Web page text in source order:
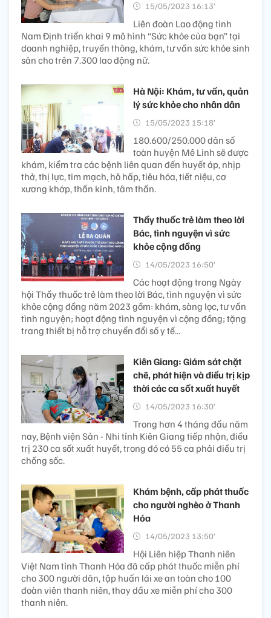
15/05/2023 16:13’
Liên đoàn Lao động tỉnh
Nam Định triển khai 9 mô hình “Sức khỏe của bạn” tại
doanh nghiệp, truyền thông, khám, tư vấn sức khỏe sinh
sản cho trên 7.300 lao động nữ.
Hà Nội: Khám, tư vấn, quản
lý sức khỏe cho nhân dân
15/05/2023 15:18’
180.600/250.000 dân số
toàn huyện Mê Linh sẽ được
khám, kiểm tra các bệnh liên quan đến huyết áp, nhịp
thở, thị lực, tim mạch, hô hấp, tiêu hóa, tiết niệu, cơ
xương khớp, thần kinh, tâm thần.
Thầy thuốc trẻ làm theo lời
Bác, tình nguyện vì sức
khỏe cộng đồng
14/05/2023 16:50’
Các hoạt động trong Ngày
hội Thầy thuốc trẻ làm theo lời Bác, tình nguyện vì sức
khỏe cộng đồng năm 2023 gồm: khám, sàng lọc, tư vấn
tình nguyện; hoạt động tình nguyện vì cộng đồng; tặng
trang thiết bị hỗ trợ chuyển đổi số y tế...
Kiên Giang: Giám sát chặt
chẽ, phát hiện và điều trị kịp
thời các ca sốt xuất huyết
14/05/2023 16:30’
Trong hơn 4 tháng đầu năm
nay, Bệnh viện Sản - Nhi tỉnh Kiên Giang tiếp nhận, điều
trị 230 ca sốt xuất huyết, trong đó có 55 ca phải điều trị
chống sốc.
Khám bệnh, cấp phát thuốc
cho người nghèo ở Thanh
Hóa
14/05/2023 13:50’
Hội Liên hiệp Thanh niên
Việt Nam tỉnh Thanh Hóa đã cấp phát thuốc miễn phí
cho 300 người dân, tập huấn lái xe an toàn cho 100
đoàn viên thanh niên, thay dầu xe miễn phí cho 300
thanh niên.